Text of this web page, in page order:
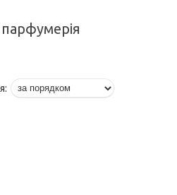
парфумерія